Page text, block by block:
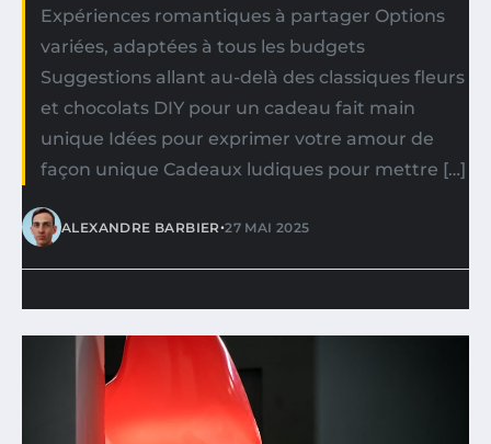
Expériences romantiques à partager Options
variées, adaptées à tous les budgets
Suggestions allant au-delà des classiques fleurs
et chocolats DIY pour un cadeau fait main
unique Idées pour exprimer votre amour de
façon unique Cadeaux ludiques pour mettre […]
ALEXANDRE BARBIER•27 MAI 2025